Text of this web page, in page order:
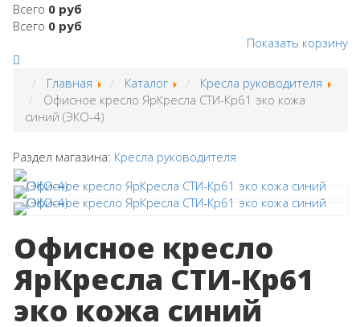
Всего 0 руб
Всего 0 руб
Показать корзину
Главная Каталог
Кресла руководителя
Офисное кресло ЯрКресла СТИ-Кр61 эко кожа
синий (ЭКО-4)
Раздел магазина: Кресла руководителя
Офисное кресло
ЯрКресла СТИ-Кр61
эко кожа синий